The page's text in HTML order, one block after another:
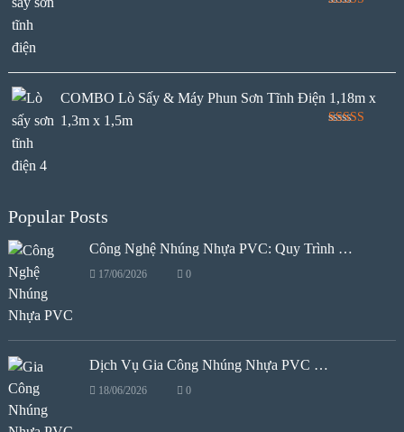
COMBO Lò Sấy & Máy Phun Sơn Tĩnh Điện 1,18m x
1,3m x 1,5m
Popular Posts
Công Nghệ Nhúng Nhựa PVC: Quy Trình …
17/06/2026 0
Dịch Vụ Gia Công Nhúng Nhựa PVC …
18/06/2026 0